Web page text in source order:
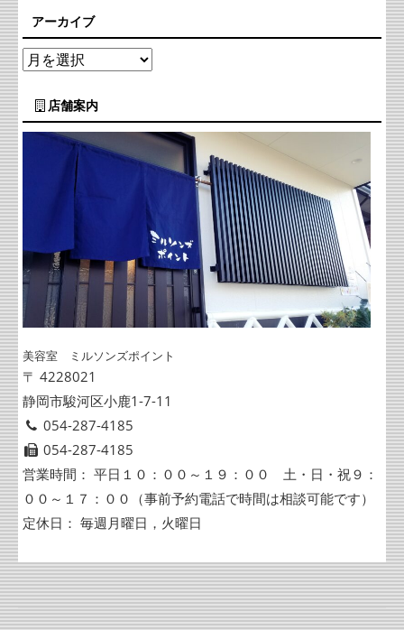
アーカイブ
店舗案内
美容室 ミルソンズポイント
〒 4228021
静岡市駿河区小鹿1-7-11
054-287-4185
054-287-4185
営業時間： 平日１０：００～１９：００ 土・日・祝９：
００～１７：００（事前予約電話で時間は相談可能です）
定休日： 毎週月曜日，火曜日